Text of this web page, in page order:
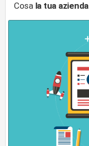
Cosa la tua azienda